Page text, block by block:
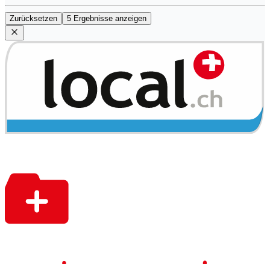
Zurücksetzen 5 Ergebnisse anzeigen